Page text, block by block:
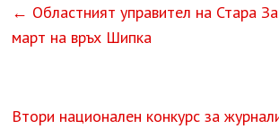
← Областният управител на Стара
март на връх Шипка
Втори национален конкурс за